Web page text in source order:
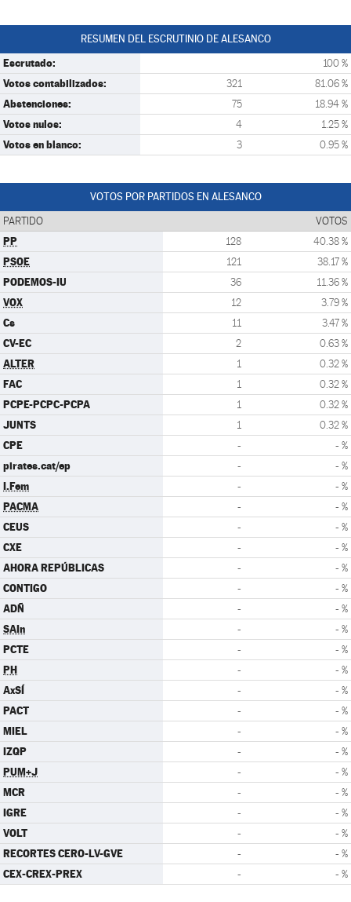
RESUMEN DEL ESCRUTINIO DE ALESANCO
Escrutado: 100 %
Votos contabilizados: 321 81.06 %
Abstenciones: 75 18.94 %
Votos nulos: 4 1.25 %
Votos en blanco: 3 0.95 %
VOTOS POR PARTIDOS EN ALESANCO
PARTIDO VOTOS
PP 128 40.38 %
PSOE 121 38.17 %
PODEMOS-IU 36 11.36 %
VOX 12 3.79 %
Cs 11 3.47 %
CV-EC 2 0.63 %
ALTER 1 0.32 %
FAC 1 0.32 %
PCPE-PCPC-PCPA 1 0.32 %
JUNTS 1 0.32 %
CPE - - %
pirates.cat/ep - - %
I.Fem - - %
PACMA - - %
CEUS - - %
CXE - - %
AHORA REPÚBLICAS - - %
CONTIGO - - %
ADÑ - - %
SAIn - - %
PCTE - - %
PH - - %
AxSÍ - - %
PACT - - %
MIEL - - %
IZQP - - %
PUM+J - - %
MCR - - %
IGRE - - %
VOLT - - %
RECORTES CERO-LV-GVE - - %
CEX-CREX-PREX - - %